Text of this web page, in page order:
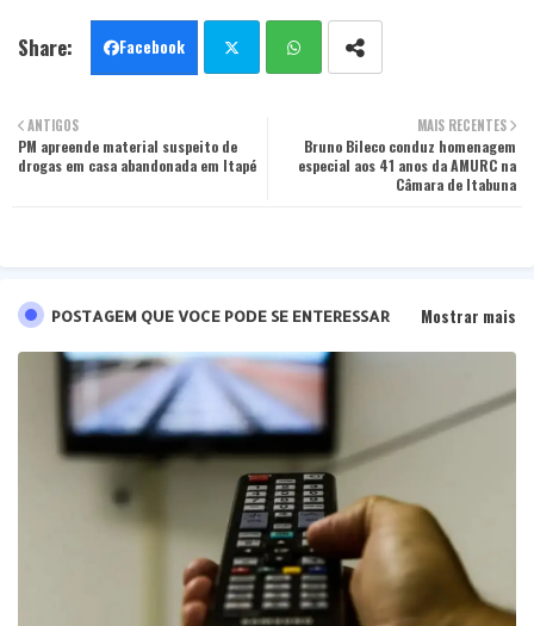
Facebook
ter tsa
MAIS RECENTES
Bruno Bileco conduz homenagem
especial aos 41 anos da AMURC na
Câmara de Itabuna
ANTIGOS
PM apreende material suspeito de
drogas em casa abandonada em Itapé
POSTAGEM QUE VOCE PODE SE ENTERESSAR Mostrar mais